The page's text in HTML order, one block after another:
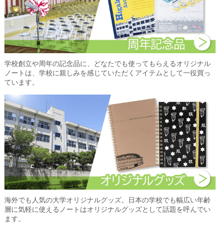
学校創立や周年の記念品に、どなたでも使ってもらえるオリジナル
ノートは、学校に親しみを感じていただくアイテムとして一役買っ
ています。
海外でも人気の大学オリジナルグッズ。日本の学校でも幅広い年齢
層に気軽に使えるノートはオリジナルグッズとして話題を呼んでい
ます。